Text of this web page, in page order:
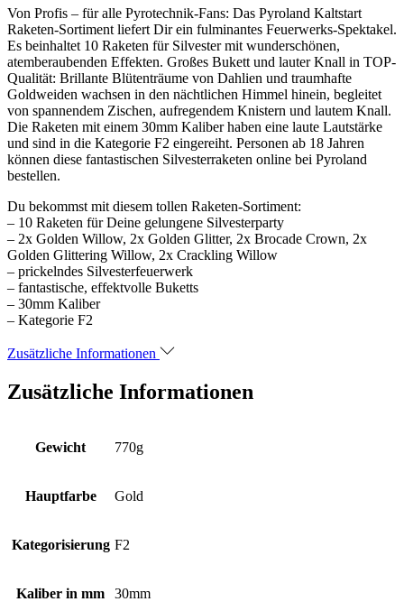
Von Profis – für alle Pyrotechnik-Fans: Das Pyroland Kaltstart
Raketen-Sortiment liefert Dir ein fulminantes Feuerwerks-Spektakel.
Es beinhaltet 10 Raketen für Silvester mit wunderschönen,
atemberaubenden Effekten. Großes Bukett und lauter Knall in TOP-
Qualität: Brillante Blütenträume von Dahlien und traumhafte
Goldweiden wachsen in den nächtlichen Himmel hinein, begleitet
von spannendem Zischen, aufregendem Knistern und lautem Knall.
Die Raketen mit einem 30mm Kaliber haben eine laute Lautstärke
und sind in die Kategorie F2 eingereiht. Personen ab 18 Jahren
können diese fantastischen Silvesterraketen online bei Pyroland
bestellen.
Du bekommst mit diesem tollen Raketen-Sortiment:
– 10 Raketen für Deine gelungene Silvesterparty
– 2x Golden Willow, 2x Golden Glitter, 2x Brocade Crown, 2x
Golden Glittering Willow, 2x Crackling Willow
– prickelndes Silvesterfeuerwerk
– fantastische, effektvolle Buketts
– 30mm Kaliber
– Kategorie F2
Zusätzliche Informationen
Zusätzliche Informationen
Gewicht 770g
Hauptfarbe Gold
Kategorisierung F2
Kaliber in mm 30mm